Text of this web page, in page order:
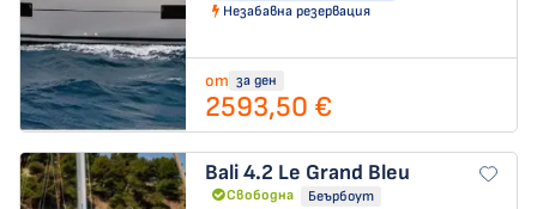
Незабавна резервация
от за ден
2593,50 €
Bali 4.2 Le Grand Bleu
Свободна
Беърбоут